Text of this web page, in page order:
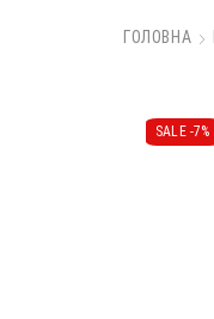
ГОЛОВНА
SALE -7%